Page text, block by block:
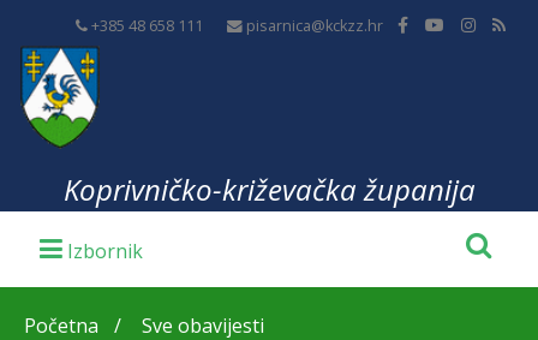
+385 48 658 111 pisarnica@kckzz.hr
Koprivničko-križevačka županija
Početna
Sve obavijesti